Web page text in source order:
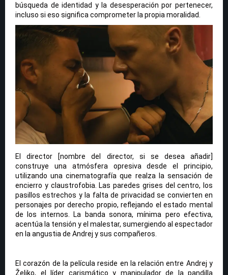
búsqueda de identidad y la desesperación por pertenecer,
incluso si eso significa comprometer la propia moralidad.
El director [nombre del director, si se desea añadir]
construye una atmósfera opresiva desde el principio,
utilizando una cinematografía que realza la sensación de
encierro y claustrofobia. Las paredes grises del centro, los
pasillos estrechos y la falta de privacidad se convierten en
personajes por derecho propio, reflejando el estado mental
de los internos. La banda sonora, mínima pero efectiva,
acentúa la tensión y el malestar, sumergiendo al espectador
en la angustia de Andrej y sus compañeros.
El corazón de la película reside en la relación entre Andrej y
Željko, el líder carismático y manipulador de la pandilla